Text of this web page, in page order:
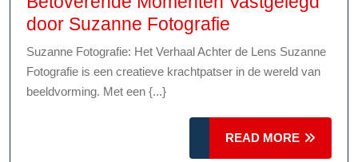
door Suzanne Fotografie
Momenten
Vastgelegd
Suzanne
Fotografie
Suzanne Fotografie: Het Verhaal Achter de Lens Suzanne
Fotografie is een creatieve krachtpatser in de wereld van
beeldvorming. Met een {...}
READ MORE
MORE